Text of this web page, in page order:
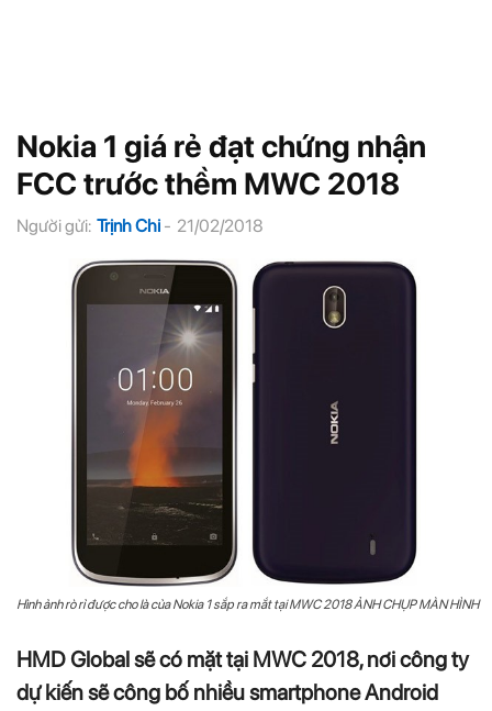
Nokia 1 giá rẻ đạt chứng nhận
FCC trước thềm MWC 2018
Người gửi: Trịnh Chi - 21/02/2018
Hình ảnh rò rỉ được cho là của Nokia 1 sắp ra mắt tại MWC 2018 ẢNH CHỤP MÀN HÌNH
HMD Global sẽ có mặt tại MWC 2018, nơi công ty
dự kiến sẽ công bố nhiều smartphone Android